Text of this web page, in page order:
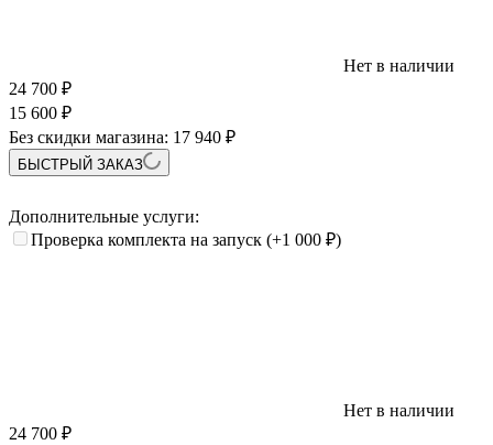
Нет в наличии
24 700 ₽
15 600 ₽
Без скидки магазина: 17 940 ₽
БЫСТРЫЙ ЗАКАЗ
Дополнительные услуги:
Проверка комплекта на запуск (+1 000 ₽)
Нет в наличии
24 700 ₽